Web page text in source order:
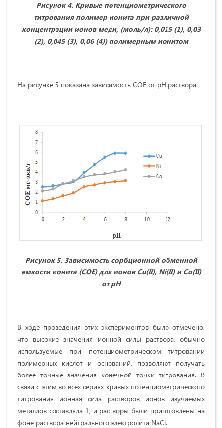
Рисунок 4. Кривые потенциометрического
титрования полимер ионита при различной
концентрации ионов меди, (моль/л): 0,015 (1), 0,03
(2), 0,045 (3), 0,06 (4)) полимерным ионитом
На рисунке 5 показана зависимость СОЕ от рН раствора.
Рисунок 5. Зависимость сорбционной обменной
емкости ионита (СОЕ)для ионов Cu(II), Ni(II) и Co(II)
от рН
В ходе проведения этих экспериментов было отмечено,
что высокие значения ионной силы раствора, обычно
используемые при потенциометрическом титровании
полимерных кислот и оснований, позволяют получать
более точные значения конечной точки титрования. В
связи с этим во всех сериях кривых потенциометрического
титрования ионная сила растворов ионов изучаемых
металлов составляла 1, и растворы были приготовлены на
фоне раствора нейтрального электролита NaCl.